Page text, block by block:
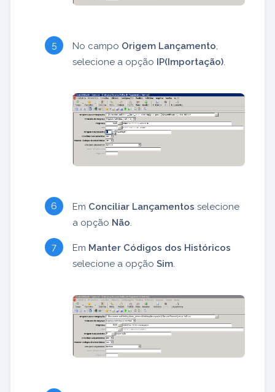
No campo Origem Lançamento,
selecione a opção IP(Importação).
Em Conciliar Lançamentos selecione
a opção Não.
Em Manter Códigos dos Históricos
selecione a opção Sim.